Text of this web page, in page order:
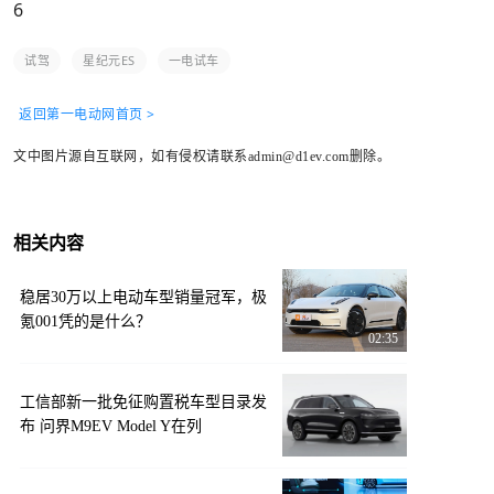
6
试驾 星纪元ES 一电试车
返回第一电动网首页 >
文中图片源自互联网，如有侵权请联系admin@d1ev.com删除。
相关内容
稳居30万以上电动车型销量冠军，极
氪001凭的是什么？
02:35
工信部新一批免征购置税车型目录发
布 问界M9EV Model Y在列